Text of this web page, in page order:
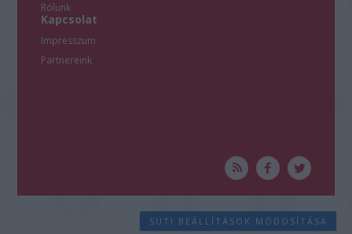
Rólunk
Kapcsolat
Impresszum
Partnereink
SÜTI BEÁLLÍTÁSOK MÓDOSÍTÁSA